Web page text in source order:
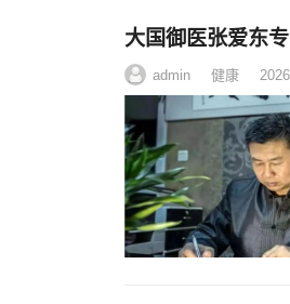
大国御医张爱东
admin 健康